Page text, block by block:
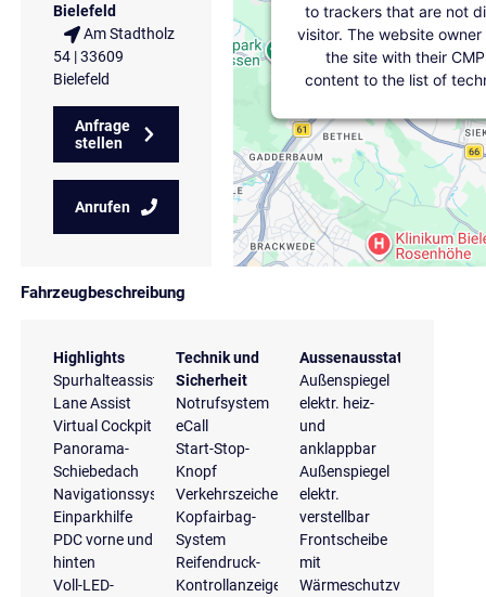
Bielefeld
Am Stadtholz
54 | 33609
Bielefeld
Anfrage
stellen
Anrufen
to trackers that are not
visitor. The website
the site with their
content to the list of
Fahrzeugbeschreibung
Highlights
Spurhalteassistent
Lane Assist
Virtual Cockpit
Panorama-
Schiebedach
Navigationssystem
Einparkhilfe
PDC vorne und
hinten
Voll-LED-
Technik und
Sicherheit
Notrufsystem
eCall
Start-Stop-
Knopf
Verkehrszeichenerkennung
Kopfairbag-
System
Reifendruck-
Kontrollanzeige
Aussenausstattung
Außenspiegel
elektr. heiz-
und
anklappbar
Außenspiegel
elektr.
verstellbar
Frontscheibe
mit
Wärmeschutzverglasung